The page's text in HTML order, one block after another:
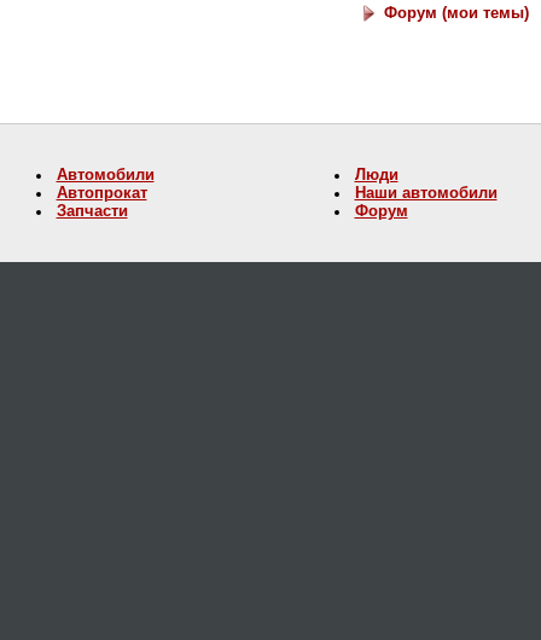
Форум (мои темы)
Автомобили
Автопрокат
Запчасти
Люди
Наши автомобили
Форум